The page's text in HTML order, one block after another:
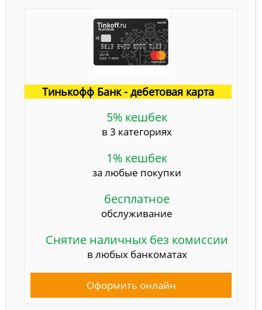
Тинькофф Банк - дебетовая карта
5% кешбек
в 3 категориях
1% кешбек
за любые покупки
бесплатное
обслуживание
Снятие наличных без комиссии
в любых банкоматах
Оформить онлайн